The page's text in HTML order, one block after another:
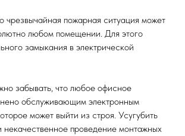
чрезвычайная пожарная ситуация может
любом помещении. Для этого
замыкания в электрической
забывать, что любое офисное
обслуживающим электронным
может выйти из строя. Усугубить
проведение монтажных